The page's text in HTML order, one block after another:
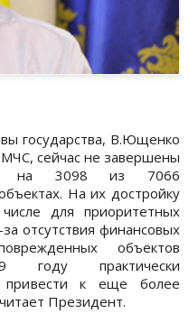
государства, В.Ющенко
сейчас не завершены
на 3098 из 7066
На их достройку
для приоритетных
отсутствия финансовых
объектов
году практически
привести к еще более
Президент.